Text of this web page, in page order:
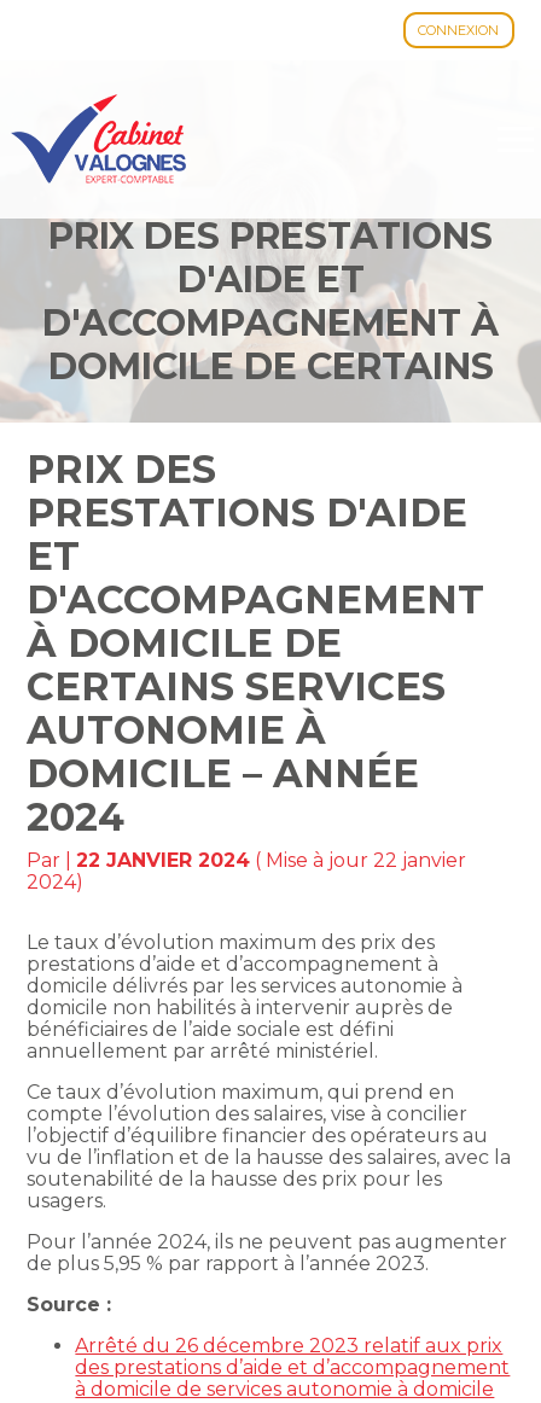
CONNEXION
Aller
contenu
PRIX DES PRESTATIONS
D'AIDE ET
D'ACCOMPAGNEMENT À
DOMICILE DE CERTAINS
SERVICES AUTONOMIE À
DOMICILE – ANNÉE 2024
PRIX DES
PRESTATIONS D'AIDE
ET
D'ACCOMPAGNEMENT
À DOMICILE DE
CERTAINS SERVICES
AUTONOMIE À
DOMICILE – ANNÉE
2024
Par |22 JANVIER 2024 ( Mise à jour 22 janvier
2024)
Le taux d’évolution maximum des prix des
prestations d’aide et d’accompagnement à
domicile délivrés par les services autonomie à
domicile non habilités à intervenir auprès de
bénéficiaires de l’aide sociale est défini
annuellement par arrêté ministériel.
Ce taux d’évolution maximum, qui prend en
compte l’évolution des salaires, vise à concilier
l’objectif d’équilibre financier des opérateurs au
vu de l’inflation et de la hausse des salaires, avec la
soutenabilité de la hausse des prix pour les
usagers.
Pour l’année 2024, ils ne peuvent pas augmenter
de plus 5,95 % par rapport à l’année 2023.
Source :
Arrêté du 26 décembre 2023 relatif aux prix
des prestations d’aide et d’accompagnement
à domicile de services autonomie à domicile